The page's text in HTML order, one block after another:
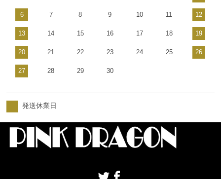
6 7 8 9 10 11 12
13 14 15 16 17 18 19
20 21 22 23 24 25 26
27 28 29 30
発送休業日